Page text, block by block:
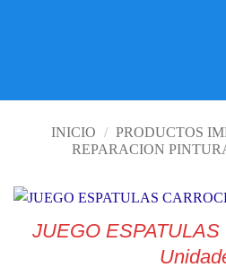
INICIO / PRODUCTOS
REPARACION
JUEGO